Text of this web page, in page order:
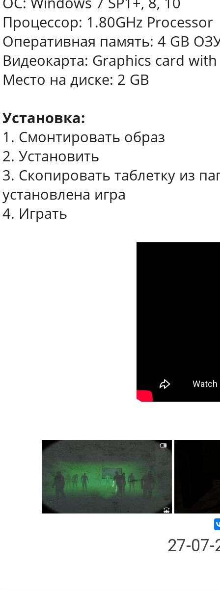
Процессор: 1.80GHz Processor
Оперативная память: 4 GB
Видеокарта: Graphics card
Место на диске: 2 GB
Установка:
1. Смонтировать образ
2. Установить
3. Скопировать таблетку из
установлена игра
4. Играть
27-